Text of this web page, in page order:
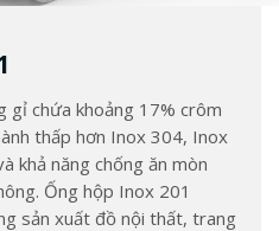
gỉ chứa khoảng 17% crôm
thấp hơn Inox 304, Inox
khả năng chống ăn mòn
Ống hộp Inox 201
sản xuất đồ nội thất, trang